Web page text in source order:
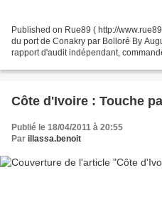
Published on Rue89 ( http://
du port de Conakry par Bolloré By
rapport d'audit indépendant,
Côte d'Ivoire : Touche
Publié le 18/04/2011 à 20:55
Par illassa.benoit